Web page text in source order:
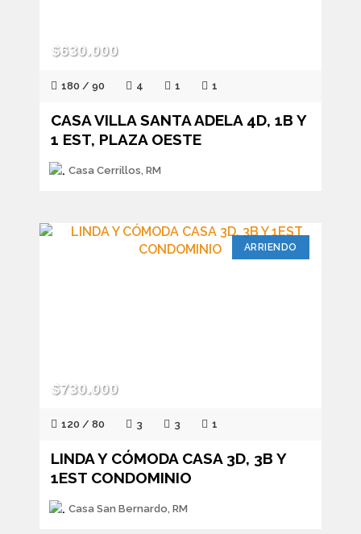
$630.000
180 / 90 4 1 1
CASA VILLA SANTA ADELA 4D, 1B Y
1 EST, PLAZA OESTE
Casa Cerrillos, RM
ARRIENDO
$730.000
120 / 80 3 3 1
LINDA Y CÓMODA CASA 3D, 3B Y
1EST CONDOMINIO
Casa San Bernardo, RM